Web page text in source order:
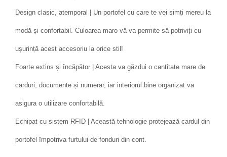
Design clasic, atemporal | Un portofel cu care te vei simți mereu la
modă și confortabil. Culoarea maro vă va permite să potriviți cu
ușurință acest accesoriu la orice stil!
Foarte extins și încăpător | Acesta va găzdui o cantitate mare de
carduri, documente și numerar, iar interiorul bine organizat va
asigura o utilizare confortabilă.
Echipat cu sistem RFID | Această tehnologie protejează cardul din
portofel împotriva furtului de fonduri din cont.